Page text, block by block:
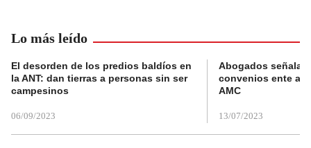
Lo más leído
El desorden de los predios baldíos en
la ANT: dan tierras a personas sin ser
campesinos
06/09/2023
Abogados
convenios ente
AMC
13/07/2023